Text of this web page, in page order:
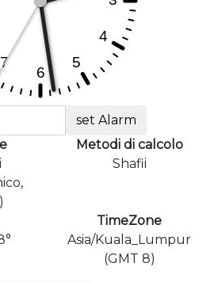
set Alarm
Metodi di calcolo
Shafii
TimeZone
Asia/Kuala_Lumpur
(GMT 8)